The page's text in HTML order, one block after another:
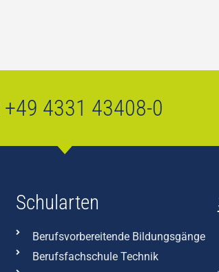
+49 4331 43408-0
Schularten
Berufsvorbereitende Bildungsgänge
Berufsfachschule Technik